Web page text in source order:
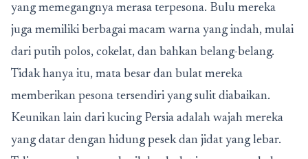
yang memegangnya merasa terpesona. Bulu mereka
juga memiliki berbagai macam warna yang indah, mulai
dari putih polos, cokelat, dan bahkan belang-belang.
Tidak hanya itu, mata besar dan bulat mereka
memberikan pesona tersendiri yang sulit diabaikan.
Keunikan lain dari kucing Persia adalah wajah mereka
yang datar dengan hidung pesek dan jidat yang lebar.